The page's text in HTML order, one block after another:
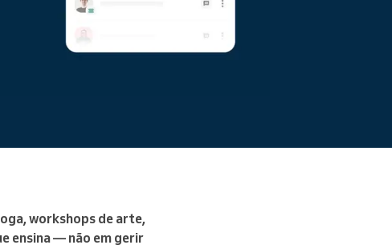
Ler mais
workshops de arte,
ensina — não em gerir